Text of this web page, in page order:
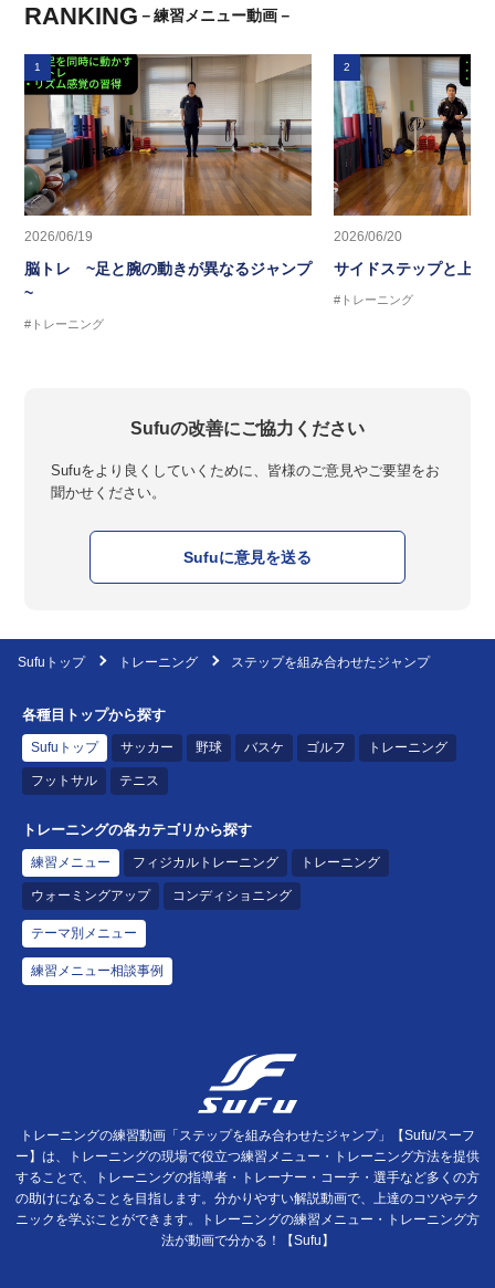
RANKING －練習メニュー動画－
1
2026/06/19
脳トレ ~足と腕の動きが異なるジャンプ
~
#トレーニング
2
2026/06/20
サイドステップと上半
#トレーニング
Sufuの改善にご協力ください
Sufuをより良くしていくために、皆様のご意見やご要望をお
聞かせください。
Sufuに意見を送る
Sufuトップ トレーニング ステップを組み合わせたジャンプ
各種目トップから探す
Sufuトップ サッカー 野球 バスケ ゴルフ トレーニング
フットサル テニス
トレーニングの各カテゴリから探す
練習メニュー フィジカルトレーニング トレーニング
ウォーミングアップ コンディショニング
テーマ別メニュー
練習メニュー相談事例
トレーニングの練習動画「ステップを組み合わせたジャンプ」【Sufu/スーフ
ー】は、トレーニングの現場で役立つ練習メニュー・トレーニング方法を提供
することで、トレーニングの指導者・トレーナー・コーチ・選手など多くの方
の助けになることを目指します。分かりやすい解説動画で、上達のコツやテク
ニックを学ぶことができます。トレーニングの練習メニュー・トレーニング方
法が動画で分かる！【Sufu】